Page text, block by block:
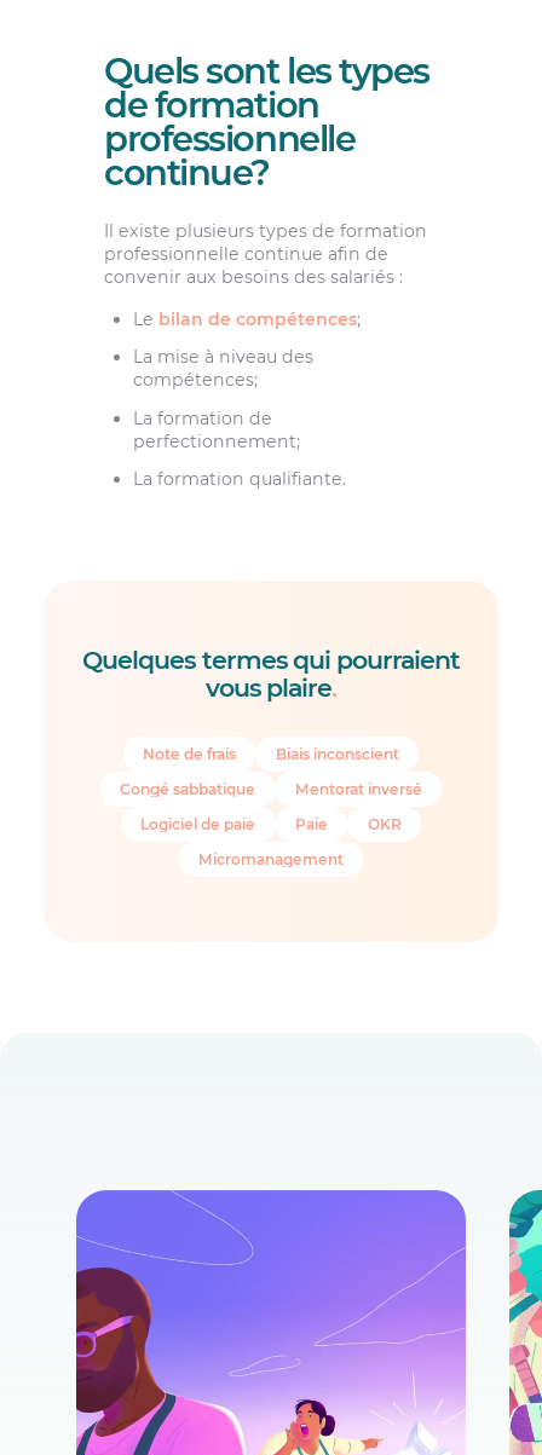
Quels sont les types
de formation
professionnelle
continue?
Il existe plusieurs types de formation
professionnelle continue afin de
convenir aux besoins des salariés :
Le bilan de compétences;
La mise à niveau des
compétences;
La formation de
perfectionnement;
La formation qualifiante.
Quelques termes qui pourraient
vous plaire.
Note de frais
Biais inconscient
Congé sabbatique
Mentorat inversé
Logiciel de paie
Paie
OKR
Micromanagement